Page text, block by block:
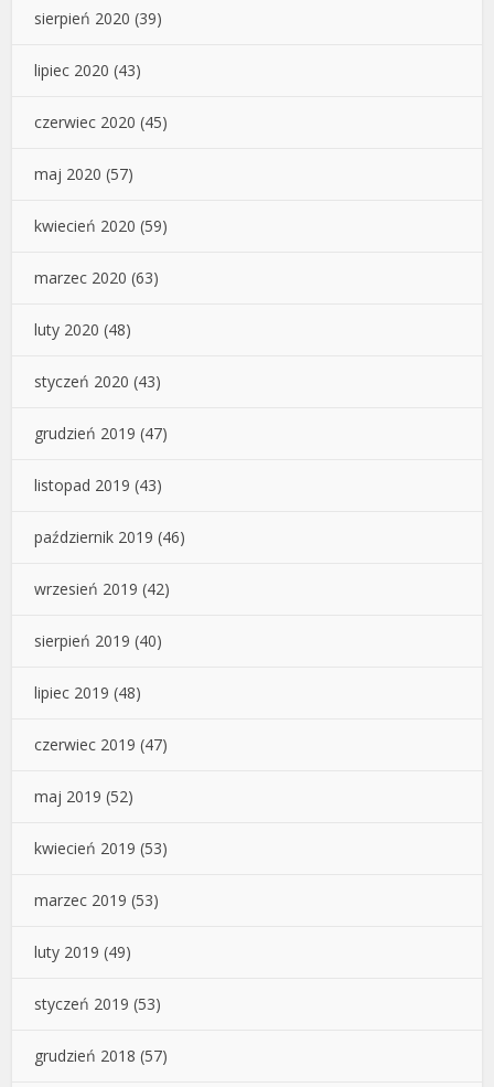
sierpień 2020 (39)
lipiec 2020 (43)
czerwiec 2020 (45)
maj 2020 (57)
kwiecień 2020 (59)
marzec 2020 (63)
luty 2020 (48)
styczeń 2020 (43)
grudzień 2019 (47)
listopad 2019 (43)
październik 2019 (46)
wrzesień 2019 (42)
sierpień 2019 (40)
lipiec 2019 (48)
czerwiec 2019 (47)
maj 2019 (52)
kwiecień 2019 (53)
marzec 2019 (53)
luty 2019 (49)
styczeń 2019 (53)
grudzień 2018 (57)